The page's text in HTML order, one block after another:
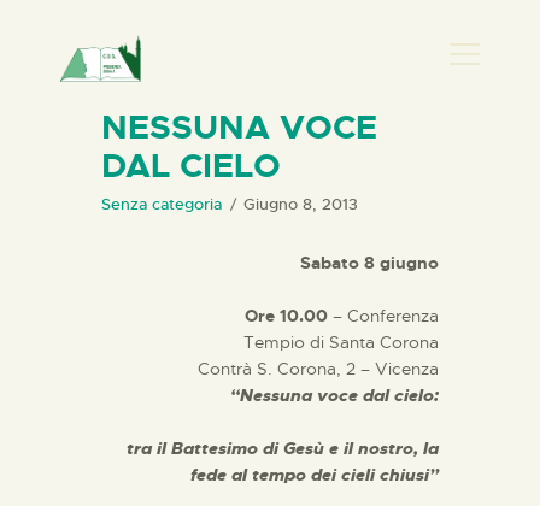
HOME
CHI SIAMO
ELISA SALERNO
NESSUNA VOCE
DAL CIELO
Senza categoria Giugno 8, 2013
Sabato 8 giugno
Ore 10.00 – Conferenza
Tempio di Santa Corona
Contrà S. Corona, 2 – Vicenza
“Nessuna voce dal cielo:
tra il Battesimo di Gesù e il nostro, la
fede al tempo dei cieli chiusi”